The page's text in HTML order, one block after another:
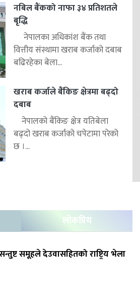
नबिल बैंकको नाफा ३४ प्रतिशतले
बृद्धि
नेपालका अधिकांश बैंक तथा
वित्तीय संस्थामा खराब कर्जाको दबाब
बढिरहेका बेला...
खराब कर्जाले बैंकिङ क्षेत्रमा बढ्दो
दबाब
नेपालको बैंकिङ क्षेत्र यतिबेला
बढ्दो खराब कर्जाको चपेटामा परेको
छ ।...
लोकप्रिय
समूहले देउवासहितको राष्ट्रिय भेला